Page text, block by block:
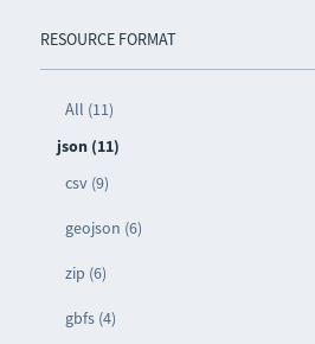
RESOURCE FORMAT
All (11)
json (11)
csv (9)
geojson (6)
zip (6)
gbfs (4)